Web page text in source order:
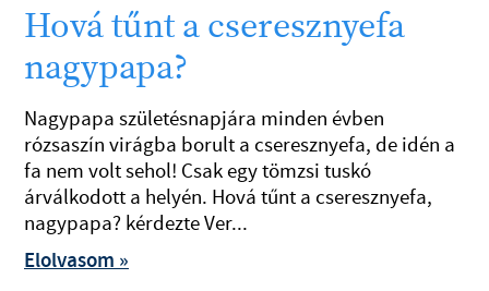
Hová tűnt a cseresznyefa
nagypapa?
Nagypapa születésnapjára minden évben
rózsaszín virágba borult a cseresznyefa, de idén a
fa nem volt sehol! Csak egy tömzsi tuskó
árválkodott a helyén. Hová tűnt a cseresznyefa,
nagypapa? kérdezte Ver...
Elolvasom »